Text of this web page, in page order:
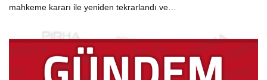
mahkeme kararı ile yeniden tekrarlandı ve…